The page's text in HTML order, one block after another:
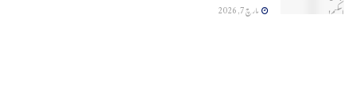
مارچ 7, 2026